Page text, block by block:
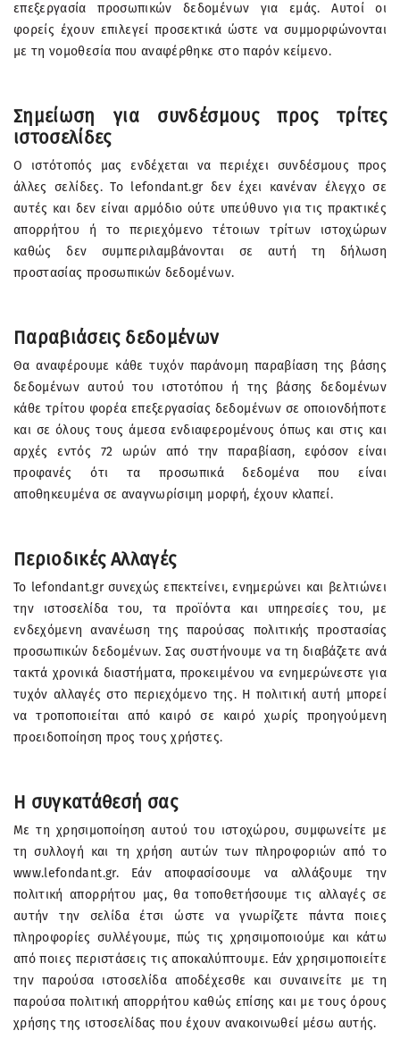
επεξεργασία προσωπικών δεδομένων για εμάς. Αυτοί οι
φορείς έχουν επιλεγεί προσεκτικά ώστε να συμμορφώνονται
με τη νομοθεσία που αναφέρθηκε στο παρόν κείμενο.
Σημείωση για συνδέσμους προς τρίτες
ιστοσελίδες
Ο ιστότοπός μας ενδέχεται να περιέχει συνδέσμους προς
άλλες σελίδες. Το lefondant.gr δεν έχει κανέναν έλεγχο σε
αυτές και δεν είναι αρμόδιο ούτε υπεύθυνο για τις πρακτικές
απορρήτου ή το περιεχόμενο τέτοιων τρίτων ιστοχώρων
καθώς δεν συμπεριλαμβάνονται σε αυτή τη δήλωση
προστασίας προσωπικών δεδομένων.
Παραβιάσεις δεδομένων
Θα αναφέρουμε κάθε τυχόν παράνομη παραβίαση της βάσης
δεδομένων αυτού του ιστοτόπου ή της βάσης δεδομένων
κάθε τρίτου φορέα επεξεργασίας δεδομένων σε οποιονδήποτε
και σε όλους τους άμεσα ενδιαφερομένους όπως και στις και
αρχές εντός 72 ωρών από την παραβίαση, εφόσον είναι
προφανές ότι τα προσωπικά δεδομένα που είναι
αποθηκευμένα σε αναγνωρίσιμη μορφή, έχουν κλαπεί.
Περιοδικές Αλλαγές
Το lefondant.gr συνεχώς επεκτείνει, ενημερώνει και βελτιώνει
την ιστοσελίδα του, τα προϊόντα και υπηρεσίες του, με
ενδεχόμενη ανανέωση της παρούσας πολιτικής προστασίας
προσωπικών δεδομένων. Σας συστήνουμε να τη διαβάζετε ανά
τακτά χρονικά διαστήματα, προκειμένου να ενημερώνεστε για
τυχόν αλλαγές στο περιεχόμενο της. Η πολιτική αυτή μπορεί
να τροποποιείται από καιρό σε καιρό χωρίς προηγούμενη
προειδοποίηση προς τους χρήστες.
Η συγκατάθεσή σας
Με τη χρησιμοποίηση αυτού του ιστοχώρου, συμφωνείτε με
τη συλλογή και τη χρήση αυτών των πληροφοριών από το
www.lefondant.gr. Εάν αποφασίσουμε να αλλάξουμε την
πολιτική απορρήτου μας, θα τοποθετήσουμε τις αλλαγές σε
αυτήν την σελίδα έτσι ώστε να γνωρίζετε πάντα ποιες
πληροφορίες συλλέγουμε, πώς τις χρησιμοποιούμε και κάτω
από ποιες περιστάσεις τις αποκαλύπτουμε. Εάν χρησιμοποιείτε
την παρούσα ιστοσελίδα αποδέχεσθε και συναινείτε με τη
παρούσα πολιτική απορρήτου καθώς επίσης και με τους όρους
χρήσης της ιστοσελίδας που έχουν ανακοινωθεί μέσω αυτής.